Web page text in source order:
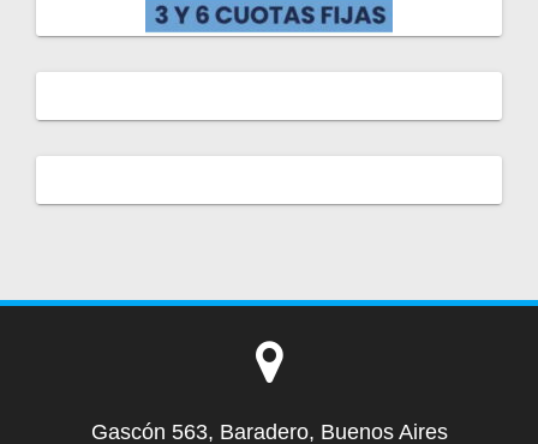
Gascón 563, Baradero, Buenos Aires